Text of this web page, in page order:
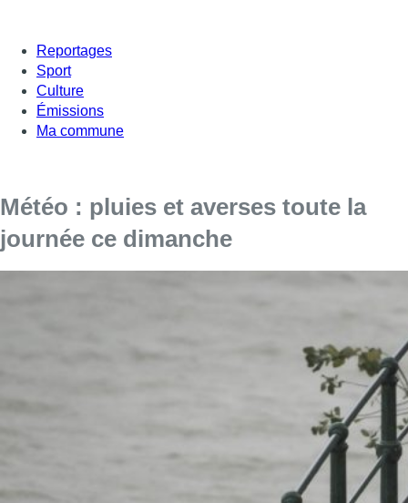
Reportages
Sport
Culture
Émissions
Ma commune
Météo : pluies et averses toute la
journée ce dimanche